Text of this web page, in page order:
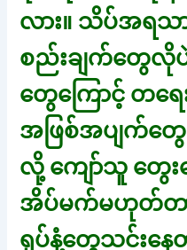
လား။ သိပ်အရ
စည်းချက်တွေလိုပဲ
တွေကြောင့် တရေ
အဖြစ်အပျက်တွေ
လို့ ကျော်သူ တွေ
အိပ်မက်မဟုတ်တာ
ရုပ်နံ့တွေသင်းနေ